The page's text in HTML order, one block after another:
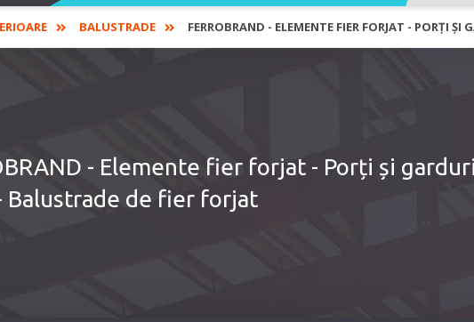
BALUSTRADE FERROBRAND - ELEMENTE FIER FORJAT - PORȚI ȘI
- Elemente fier forjat - Porți și
Balustrade de fier forjat